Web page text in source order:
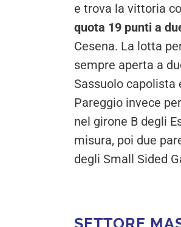
e trova la vittoria
quota 19 punti a
Cesena. La lotta
sempre aperta a
Sassuolo capolista
Pareggio invece
nel girone B degli
misura, poi due
degli Small Sided
SETTORE